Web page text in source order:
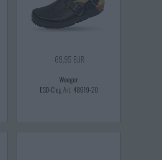
69,95 EUR
Weeger
ESD-Clog Art. 48619-20